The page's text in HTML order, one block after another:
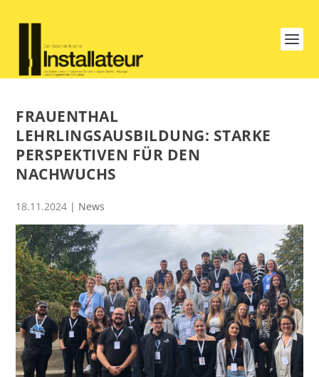
FRAUENTHAL
LEHRLINGSAUSBILDUNG: STARKE
PERSPEKTIVEN FÜR DEN
NACHWUCHS
18.11.2024 | News